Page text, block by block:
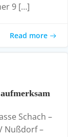
9 […]
Read more
Schach –
Nußdorf –